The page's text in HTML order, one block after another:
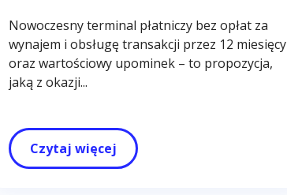
Nowoczesny terminal płatniczy bez opłat za
wynajem i obsługę transakcji przez 12 miesięcy
oraz wartościowy upominek – to propozycja,
jaką z okazji...
Czytaj więcej